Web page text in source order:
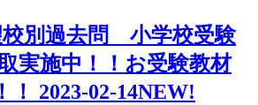
校別過去問 小学校受験
実施中！！お受験教材
！ 2023-02-14NEW!